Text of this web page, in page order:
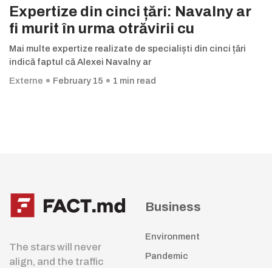
Expertize din cinci țări: Navalny ar
fi murit în urma otrăvirii cu
Mai multe expertize realizate de specialiști din cinci țări
indică faptul că Alexei Navalny ar
Externe
February 15 1 min read
The stars will never
align, and the traffic
Business
Environment
Pandemic